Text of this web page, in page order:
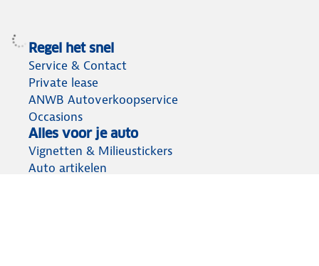
Regel het snel
Service & Contact
Private lease
ANWB Autoverkoopservice
Occasions
Alles voor je auto
Vignetten & Milieustickers
Auto artikelen